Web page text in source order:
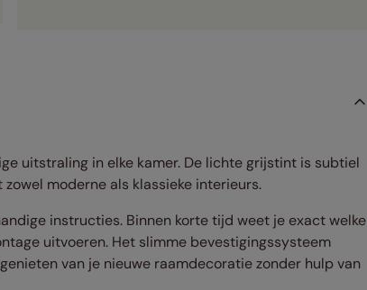
uitstraling in elke kamer. De lichte grijstint is subtiel
moderne als klassieke interieurs.
instructies. Binnen korte tijd weet je exact welke
uitvoeren. Het slimme bevestigingssysteem
van je nieuwe raamdecoratie zonder hulp van